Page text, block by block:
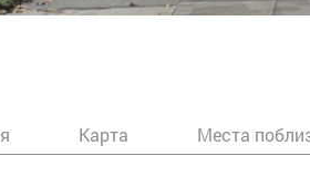
Карта Места